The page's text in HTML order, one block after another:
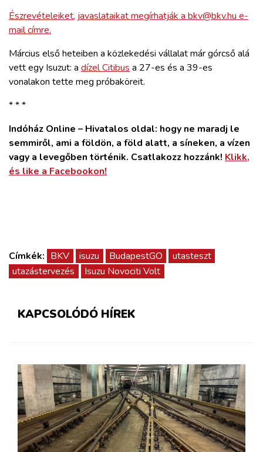
Észrevételeiket, javaslataikat megírhatják a bkv@bkv.hu e-
mail címre.
Március első heteiben a közlekedési vállalat már górcső alá
vett egy Isuzut: a dízel Citibusa 27-es és a 39-es
vonalakon tette meg próbaköreit.
* * *
Indóház Online – Hivatalos oldal: hogy ne maradj le
semmiről, ami a földön, a föld alatt, a síneken, a vízen
vagy a levegőben történik. Csatlakozz hozzánk! Klikk,
és like a Facebookon!
Címkék: BKV isuzu BudapestGO
utasteszt
utazástervezés
Isuzu Novociti Volt
KAPCSOLÓDÓ HÍREK